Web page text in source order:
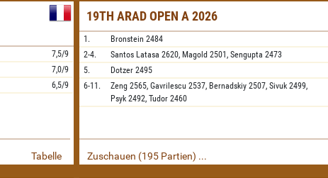
7,5/9
7,0/9
6,5/9
Tabelle
19TH ARAD OPEN A 2026
1. Bronstein 2484
2-4.
Santos Latasa 2620, Magold 2501, Sengupta 2473
5.
Dotzer 2495
6-11.
Zeng 2565, Gavrilescu 2537, Bernadskiy 2507, Sivuk 2499,
Psyk 2492, Tudor 2460
Zuschauen (195 Partien) ...